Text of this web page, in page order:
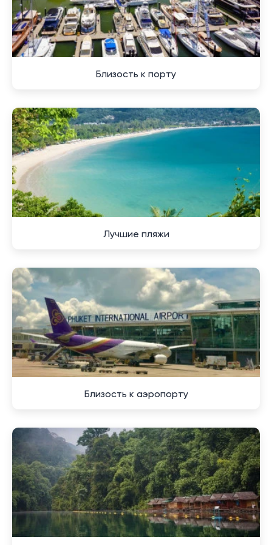
времяпровождения. Здесь каждый найдет что-то по
душе: от уединенных пляжей до оживленных рынков,
от природных парков до культурных объектов.
Песчаный берег парка Сиринат манит любителей
природных ландшафтов и спокойного отдыха.
На территории парка также расположены
мангровые леса, где можно насладиться
наблюдением за разнообразием флоры и фауны.
Для тех, кто предпочитает активный отдых, здесь
предлагается широкий выбор водных видов спорта.
Серфинг, каякинг и сноркелинг дарят уникальные
местные деревни, где можно погрузиться в
атмосферу местной жизни и традиций. Знакомство с
ремеслами и участие в национальных праздниках
оставят неизгладимое впечатление и углубят
понимание местной культуры.
Любители гастрономии оценят изобилие местных
рынков, где можно попробовать свежие фрукты,
морепродукты и традиционные блюда. Рестораны и
завораживающих видов на океан.
Близость к порту
Лучшие пляжи
Близость к аэропорту